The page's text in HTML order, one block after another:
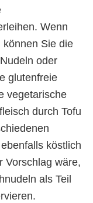
Wenn
können Sie die
oder
glutenfreie
vegetarische
durch Tofu
köstlich
Vorschlag wäre,
als Teil